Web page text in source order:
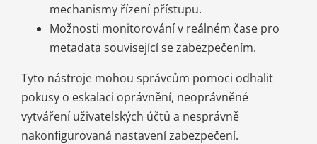
mechanismy řízení přístupu.
Možnosti monitorování v reálném čase pro
metadata související se zabezpečením.
Tyto nástroje mohou správcům pomoci odhalit
pokusy o eskalaci oprávnění, neoprávněné
vytváření uživatelských účtů a nesprávně
nakonfigurovaná nastavení zabezpečení.